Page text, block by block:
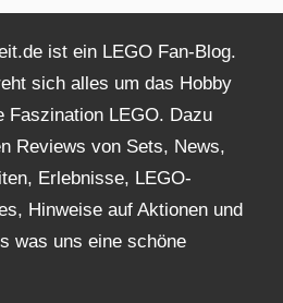
ist ein LEGO Fan-Blog.
sich alles um das Hobby
Faszination LEGO. Dazu
Reviews von Sets, News,
Erlebnisse, LEGO-
Hinweise auf Aktionen und
was uns eine schöne